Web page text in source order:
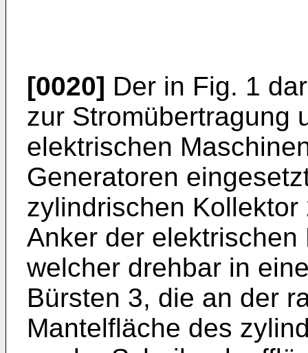
[0020] Der in Fig. 1
zur Stromübertragung
elektrischen
Generatoren
zylindrischen
Anker der
welcher drehbar in
Bürsten 3, die an der
Mantelfläche des